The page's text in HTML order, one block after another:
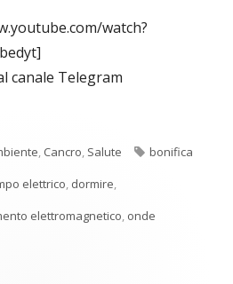
watch?
canale Telegram
, Cancro, Salute Tag
bonifica
elettrico, dormire,
elettromagnetico, onde